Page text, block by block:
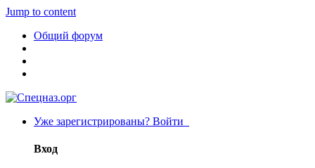
Jump to content
Общий форум
Уже зарегистрированы? Войти
Вход